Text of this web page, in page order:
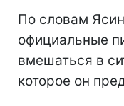
По словам
официальные
вмешаться в
которое он